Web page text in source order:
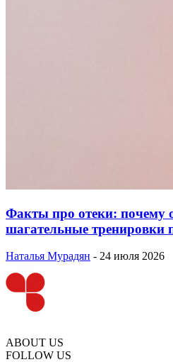
Факты про отеки: почему
шагательные тренировки
Наталья Мурадян - 24 июля 2026
ABOUT US
FOLLOW US